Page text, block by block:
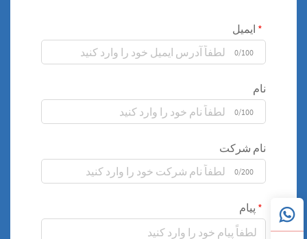
ایمیل
0/100
نام
0/100
نام شرکت
0/200
پیام